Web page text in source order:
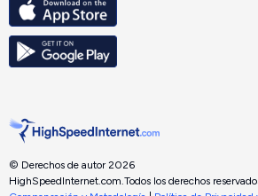
© Derechos de autor 2026
HighSpeedInternet.com. Todos los derechos